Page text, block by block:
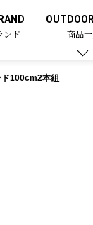
ンド 商品
100cm2本組